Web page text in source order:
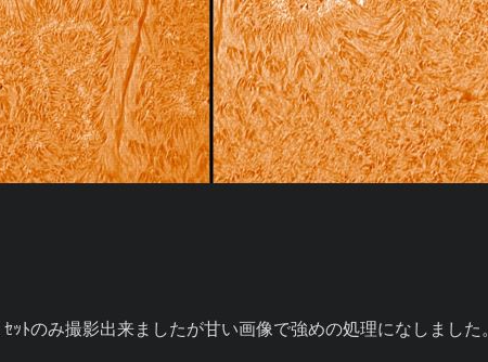
ﾄのみ撮影出来ましたが甘い画像で強めの処理になしました。